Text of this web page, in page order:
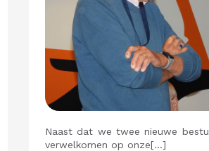
Naast dat we twee nieuwe
verwelkomen op onze[…]